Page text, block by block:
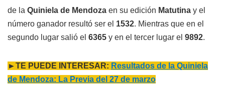
de la Quiniela de Mendoza en su edición Matutina y el
número ganador resultó ser el 1532. Mientras que en el
segundo lugar salió el 6365 y en el tercer lugar el 9892.
►TE PUEDE INTERESAR: Resultados de la Quiniela
de Mendoza: La Previa del 27 de marzo